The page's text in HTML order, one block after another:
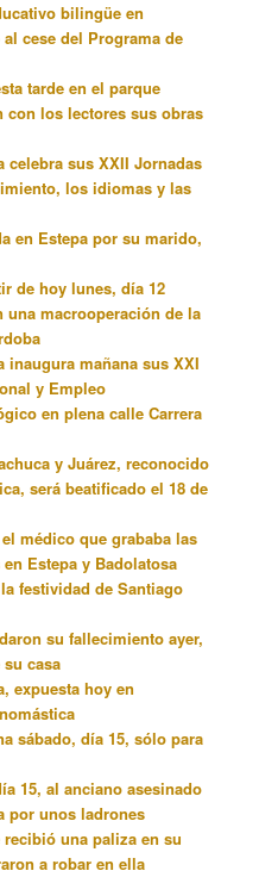
bilingüe en
cese del Programa de
tarde en el parque
los lectores sus obras
celebra sus XXII Jornadas
los idiomas y las
en Estepa por su marido,
de hoy lunes, día 12
una macrooperación de la
inaugura mañana sus XXI
y Empleo
en plena calle Carrera
y Juárez, reconocido
será beatificado el 18 de
médico que grababa las
Estepa y Badolatosa
festividad de Santiago
su fallecimiento ayer,
casa
expuesta hoy en
sábado, día 15, sólo para
15, al anciano asesinado
por unos ladrones
una paliza en su
a robar en ella